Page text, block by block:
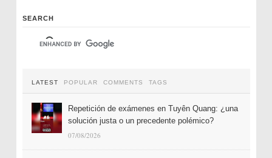
SEARCH
LATEST POPULAR COMMENTS TAGS
Repetición de exámenes en Tuyên Quang: ¿una
solución justa o un precedente polémico?
07/08/2026